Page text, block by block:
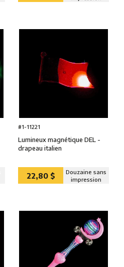
#1-11221
Lumineux magnétique DEL -
drapeau italien
22,80 $
Douzaine sans
impression